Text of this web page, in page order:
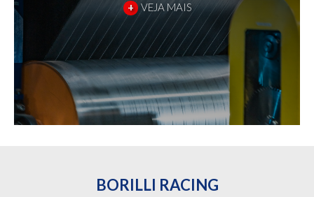
+ VEJA MAIS
BORILLI RACING